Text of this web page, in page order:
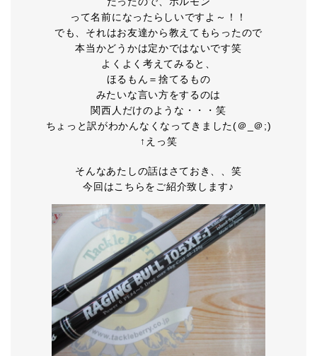
って名前になったらしいですよ～！！
でも、それはお友達から教えてもらったので
本当かどうかは定かではないです笑
よくよく考えてみると、
ほるもん＝捨てるもの
みたいな言い方をするのは
関西人だけのような・・・笑
ちょっと訳がわかんなくなってきました(＠_＠;)
↑えっ笑
そんなあたしの話はさておき、、笑
今回はこちらをご紹介致します♪